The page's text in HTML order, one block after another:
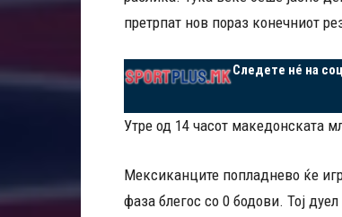
претрпат нов пораз конечниот
Следете нé на
Утре од 14 часот македонската
Мексиканците попладнево ќе
фаза блегос со 0 бодови. Тој